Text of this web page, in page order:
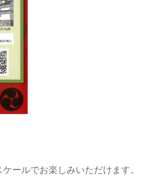
ールでお楽しみいただけます。